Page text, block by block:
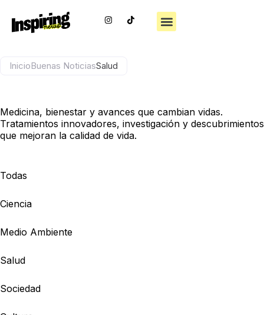
contenido
I
n
r
Menu
InicioBuenas NoticiasSalud
Medicina, bienestar y avances que cambian vidas.
Tratamientos innovadores, investigación y descubrimientos
que mejoran la calidad de vida.
Todas
Ciencia
Medio Ambiente
Salud
Sociedad